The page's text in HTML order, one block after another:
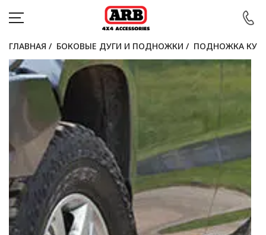
АВТОМОБИЛИ
АКЦИИ
БЛОГ
ПОКУПАТЕЛЯМ
КОНТАКТЫ
ГЛАВНАЯ / БОКОВЫЕ ДУГИ И ПОДНОЖКИ / ПОДНОЖКА